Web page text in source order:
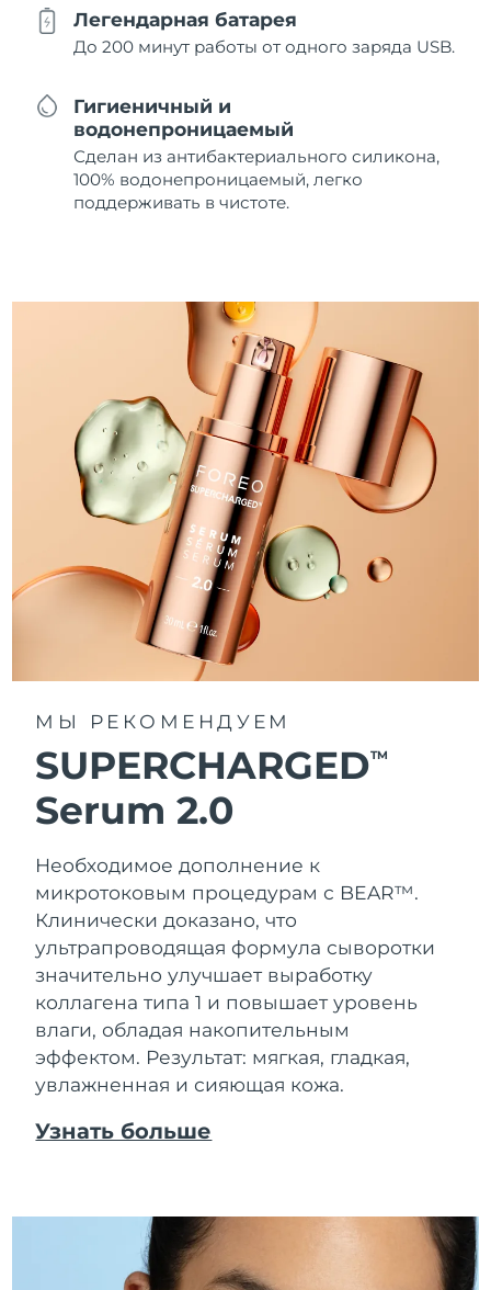
Легендарная батарея
До 200 минут работы от одного заряда USB.
Гигиеничный и
водонепроницаемый
Сделан из антибактериального силикона,
100% водонепроницаемый, легко
поддерживать в чистоте.
МЫ РЕКОМЕНДУЕМ
SUPERCHARGEDTM
Serum 2.0
Необходимое дополнение к
микротоковым процедурам с BEAR™.
Клинически доказано, что
ультрапроводящая формула сыворотки
значительно улучшает выработку
коллагена типа 1 и повышает уровень
влаги, обладая накопительным
эффектом. Результат: мягкая, гладкая,
увлажненная и сияющая кожа.
Узнать больше